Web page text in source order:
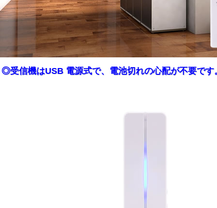
◎受信機はUSB 電源式で、電池切れの心配が不要です